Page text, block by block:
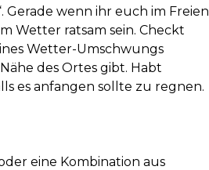
Gerade wenn ihr euch im Freien
Wetter ratsam sein. Checkt
Wetter-Umschwungs
des Ortes gibt. Habt
es anfangen sollte zu regnen.
eine Kombination aus